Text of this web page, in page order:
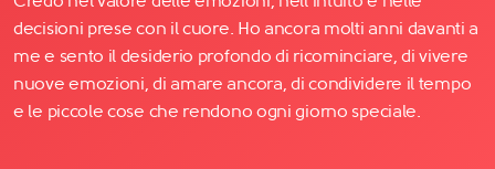
decisioni prese con il cuore. Ho ancora molti anni davanti a
me e sento il desiderio profondo di ricominciare, di vivere
nuove emozioni, di amare ancora, di condividere il tempo
e le piccole cose che rendono ogni giorno speciale.